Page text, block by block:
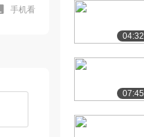
手机看
04:32
07:45